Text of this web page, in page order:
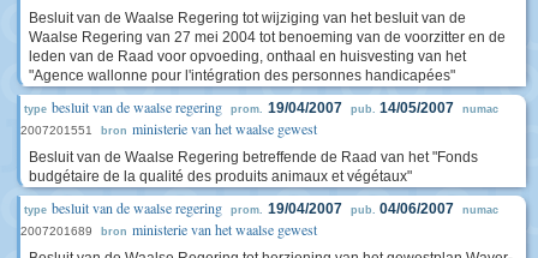
Besluit van de Waalse Regering tot wijziging van het besluit van de
Waalse Regering van 27 mei 2004 tot benoeming van de voorzitter en de
leden van de Raad voor opvoeding, onthaal en huisvesting van het
"Agence wallonne pour l'intégration des personnes handicapées"
type besluit van de waalse regering prom. 19/04/2007 pub. 14/05/2007 numac
2007201551 bron ministerie van het waalse gewest
Besluit van de Waalse Regering betreffende de Raad van het "Fonds
budgétaire de la qualité des produits animaux et végétaux"
type besluit van de waalse regering prom. 19/04/2007 pub. 04/06/2007 numac
2007201689 bron ministerie van het waalse gewest